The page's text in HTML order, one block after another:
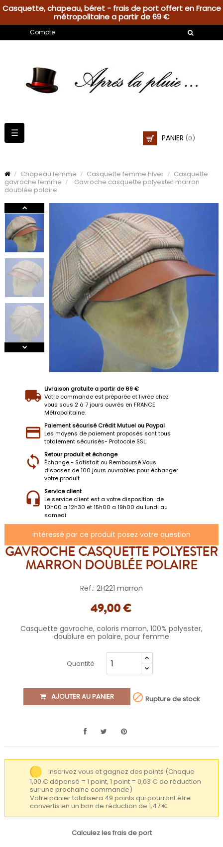
Casquette, chapeau, béret - frais de port offert en France
métropolitaine a partir de 69 €
Compte
PANIER (0)
Basculer
la
☰
Chapeau femme Casquette femme hiver
Casquette
gavroche femme
Gavroche casquette polyester marron
doublée polaire
Livraison gratuite a partir de 69 €
Votre commande est préparée et livrée chez
vous sous 2 à 7 jours ouvrés en FRANCE
Métropolitaine.
Paiement sécurisé Crédit Mutuel ou Paypal
Les moyens de paiement proposés sont tous
totalement sécurisés- Protocole SSL.
Retour produit et échange
Échange - Satisfait ou Remboursé Vous
disposez de 100 jours ouvrables pour échanger
votre produit
Service client
Le service client est a votre disposition de
10h00 a 12h30 et 15h00 a 19h00 du lundi au
samedi
intéressé par ce produit posez votre question
GAVROCHE CASQUETTE POLYESTER
MARRON DOUBLÉE POLAIRE
Ref.: 2H221 marron
49,00 €
Casquette gavroche, coloris marron, 100% polyester,
doublure en polaire, pour femme
Quantité
AJOUTER AU PANIER  Rupture de stock
Inscrivez vous et gagnez des points (Chaque
1,00 € dépensé = 1 point, 1 point = 0,03 € de réduction
sur une prochaine commande)
Votre panier totalisera 49 points qui pourront être
convertis en un bon de réduction de 1,47 €.
Calculez les frais de port